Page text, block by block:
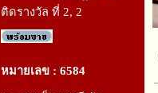
ติดรางวัล ที่ 2, 2
หมายเลข : 6584